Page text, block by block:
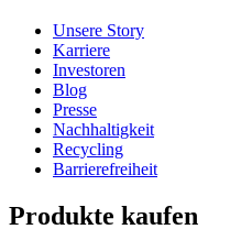
Unsere Story
Karriere
Investoren
Blog
Presse
Nachhaltigkeit
Recycling
Barrierefreiheit
Produkte kaufen